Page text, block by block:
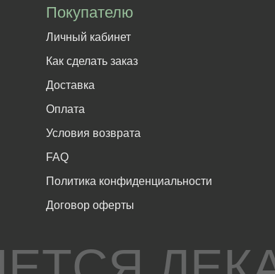
Покупателю
Личный кабинет
Как сделать заказ
Доставка
Оплата
Условия возврата
FAQ
Политика конфиденциальности
Договор оферты